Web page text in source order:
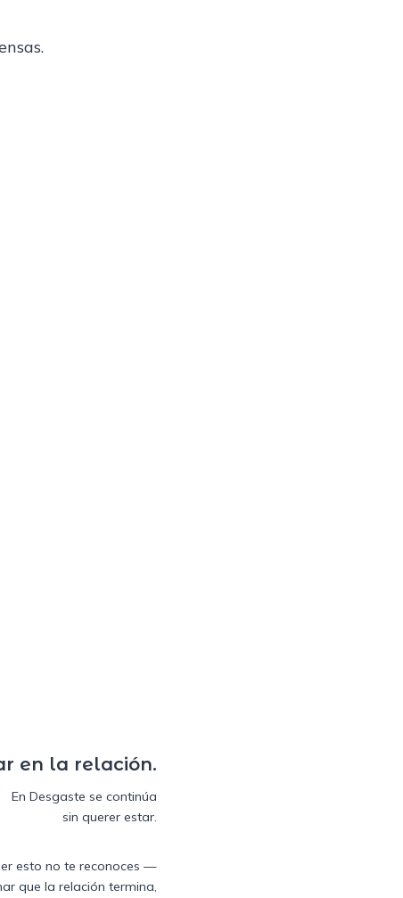
en la relación.
En Desgaste se continúa
sin querer estar.
esto no te reconoces —
que la relación termina,